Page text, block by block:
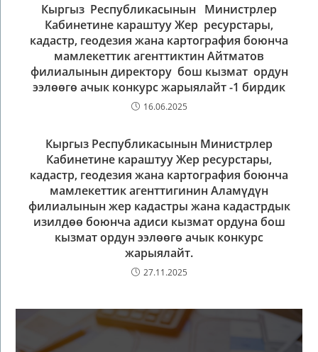
Кыргыз Республикасынын Министрлер
Кабинетине караштуу Жер ресурстары,
кадастр, геодезия жана картография боюнча
мамлекеттик агенттиктин Айтматов
филиалынын директору бош кызмат ордун
ээлөөгө ачык конкурс жарыялайт -1 бирдик
16.06.2025
Кыргыз Республикасынын Министрлер
Кабинетине караштуу Жер ресурстары,
кадастр, геодезия жана картография боюнча
мамлекеттик агенттигинин Аламүдүн
филиалынын жер кадастры жана кадастрдык
изилдөө боюнча адиси кызмат ордуна бош
кызмат ордун ээлөөгө ачык конкурс
жарыялайт.
27.11.2025